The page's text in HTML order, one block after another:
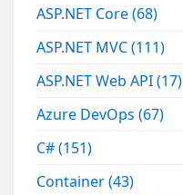
ASP.NET Core(68)
ASP.NET MVC(111)
ASP.NET Web API(17)
Azure DevOps(67)
C#(151)
Container(43)